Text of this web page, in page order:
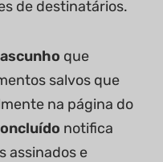
de destinatários.
que
salvos que
na página do
notifica
assinados e